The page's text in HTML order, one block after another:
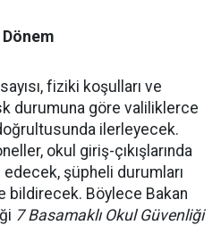
fiziki koşulları ve
durumuna göre valiliklerce
ilerleyecek.
okul giriş-çıkışlarında
şüpheli durumları
bildirecek. Böylece Bakan
7 Basamaklı Okul Güvenliği